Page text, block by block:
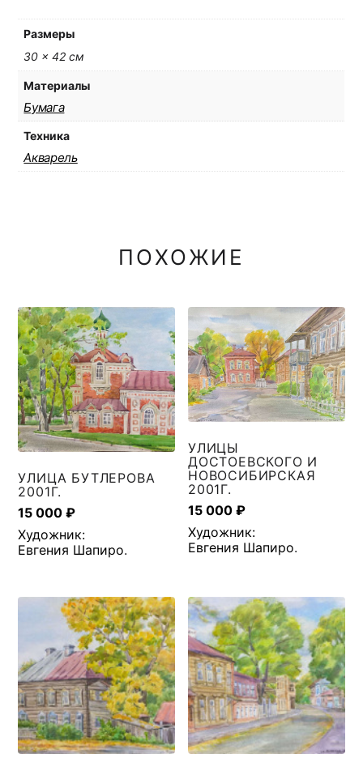
Размеры
30 × 42 см
Материалы
Бумага
Техника
Акварель
ПОХОЖИЕ
УЛИЦА БУТЛЕРОВА
2001Г.
15 000₽
Художник:
Евгения Шапиро.
УЛИЦЫ
ДОСТОЕВСКОГО И
НОВОСИБИРСКАЯ
2001Г.
15 000₽
Художник:
Евгения Шапиро.